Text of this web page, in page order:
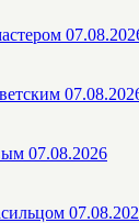
07.08.2026